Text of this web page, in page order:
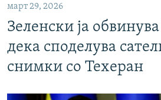
март 29, 2026
Зеленски ја обвинува
дека споделува
снимки со Техеран